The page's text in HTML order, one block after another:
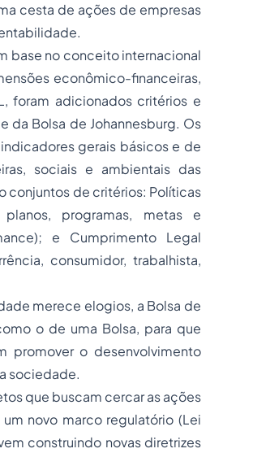
cesta de ações de empresas
base no conceito internacional
econômico-financeiras,
foram adicionados critérios e
da Bolsa de Johannesburg. Os
gerais básicos e de
sociais e ambientais das
conjuntos de critérios: Políticas
programas, metas e
e Cumprimento Legal
consumidor, trabalhista,
merece elogios, a Bolsa de
o de uma Bolsa, para que
promover o desenvolvimento
sociedade.
que buscam cercar as ações
novo marco regulatório (Lei
construindo novas diretrizes